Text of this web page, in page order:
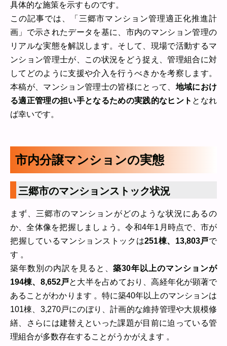
具体的な施策を示すものです。
この記事では、「三郷市マンション管理適正化推進計
画」で示されたデータを基に、市内のマンション管理の
リアルな実態を解説します。そして、現場で活動するマ
ンション管理士が、この状況をどう捉え、管理組合に対
してどのように支援や介入を行うべきかを考察します。
本稿が、マンション管理士の皆様にとって、 地域におけ
る適正管理の担い手となるための実践的なヒント となれ
ば幸いです。
市内分譲マンションの実態
三郷市のマンションストック状況
まず、三郷市のマンションがどのような状況にあるの
か、全体像を把握しましょう。令和4年1月時点で、市が
把握しているマンションストックは251棟、13,803戸で
す 。
築年数別の内訳を見ると、築30年以上のマンションが
194棟、8,652戸と大半を占めており、高経年化が顕著で
あることがわかります 。特に築40年以上のマンションは
101棟、3,270戸にのぼり、計画的な維持管理や大規模修
繕、さらには建替えといった課題が目前に迫っている管
理組合が多数存在することがうかがえます 。